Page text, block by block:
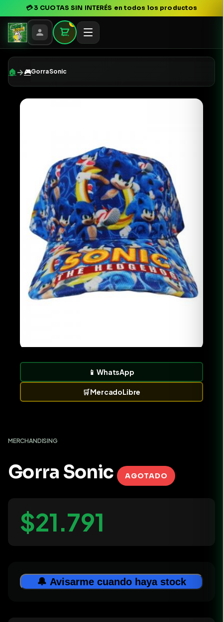
💳3 CUOTAS SIN INTERÉS en todos los productos
0
🏠 →🎮Gorra Sonic
📱WhatsApp
🛒MercadoLibre
MERCHANDISING
Gorra Sonic AGOTADO
$21.791
🔔 Avisarme cuando haya stock